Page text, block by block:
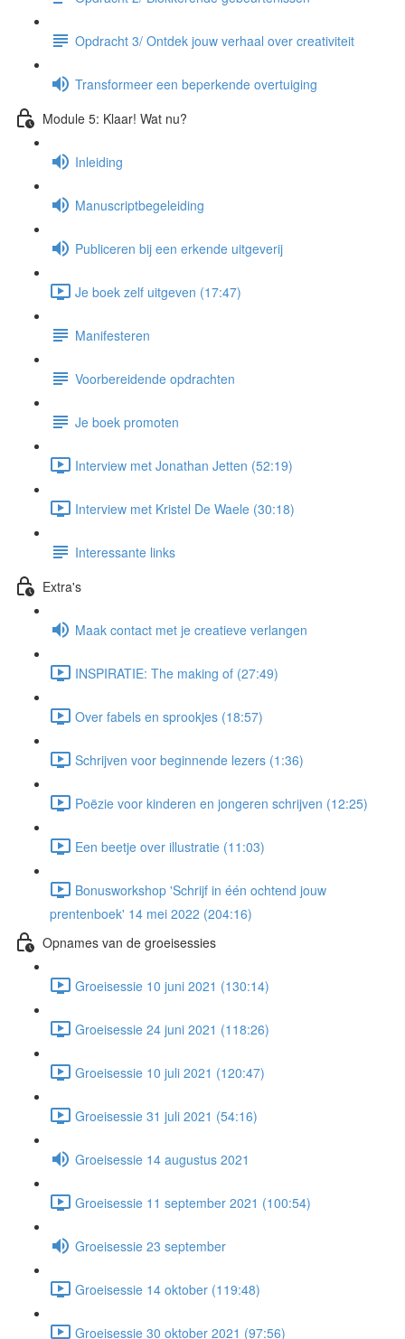
Opdracht 3/ Ontdek jouw verhaal over creativiteit
Transformeer een beperkende overtuiging
Module 5: Klaar! Wat nu?
Inleiding
Manuscriptbegeleiding
Publiceren bij een erkende uitgeverij
Je boek zelf uitgeven (17:47)
Manifesteren
Voorbereidende opdrachten
Je boek promoten
Interview met Jonathan Jetten (52:19)
Interview met Kristel De Waele (30:18)
Interessante links
Extra's
Maak contact met je creatieve verlangen
INSPIRATIE: The making of (27:49)
Over fabels en sprookjes (18:57)
Schrijven voor beginnende lezers (1:36)
Poëzie voor kinderen en jongeren schrijven (12:25)
Een beetje over illustratie (11:03)
Bonusworkshop 'Schrijf in één ochtend jouw
prentenboek' 14 mei 2022 (204:16)
Opnames van de groeisessies
Groeisessie 10 juni 2021 (130:14)
Groeisessie 24 juni 2021 (118:26)
Groeisessie 10 juli 2021 (120:47)
Groeisessie 31 juli 2021 (54:16)
Groeisessie 14 augustus 2021
Groeisessie 11 september 2021 (100:54)
Groeisessie 23 september
Groeisessie 14 oktober (119:48)
Groeisessie 30 oktober 2021 (97:56)